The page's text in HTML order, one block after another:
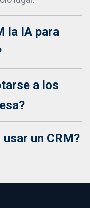
la IA para
a los
un CRM?